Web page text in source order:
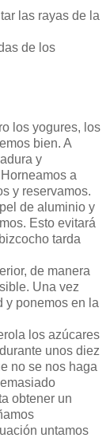
las rayas de la
de los
los yogures, los
bien. A
y
a
y reservamos.
de aluminio y
Esto evitará
tarda
de manera
Una vez
y ponemos en la
los azúcares
unos diez
no se nos haga
obtener un
untamos